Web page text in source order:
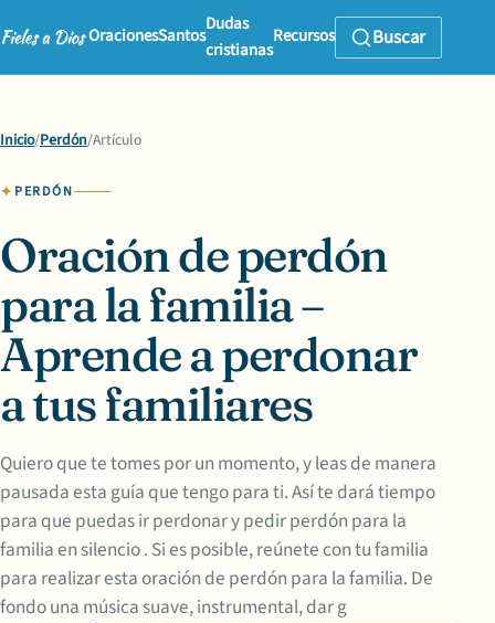
OracionesSantos
Dudas
cristianas
Recursos Buscar
Inicio/Perdón/Artículo
PERDÓN
Oración de perdón
para la familia –
Aprende a perdonar
a tus familiares
Quiero que te tomes por un momento, y leas de manera
pausada esta guía que tengo para ti. Así te dará tiempo
para que puedas ir perdonar y pedir perdón para la
familia en silencio . Si es posible, reúnete con tu familia
para realizar esta oración de perdón para la familia. De
fondo una música suave, instrumental, dar g